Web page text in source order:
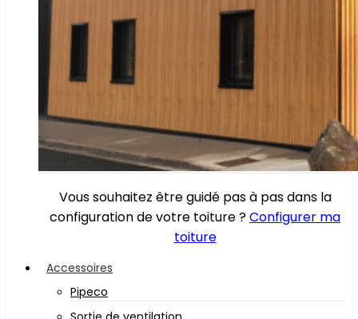
Vous souhaitez être guidé pas à pas dans la
configuration de votre toiture ?Configurer ma
toiture
Accessoires
Pipeco